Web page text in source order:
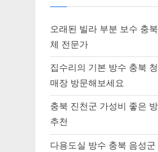
오래된 빌라 부분 보수 충
체 전문가
집수리의 기본 방수 충북
매장 방문해보세요
충북 진천군 가성비 좋은
추천
다용도실 방수 충북 음성